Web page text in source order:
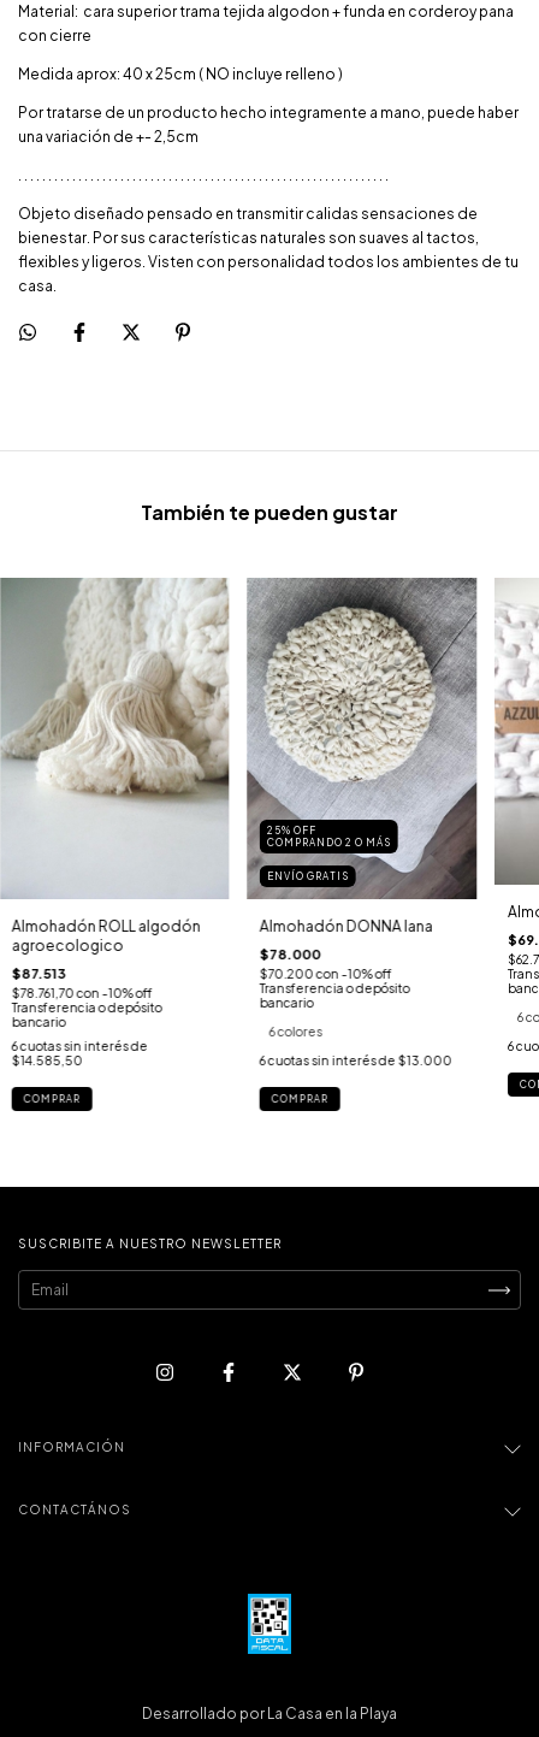
Material: cara superior trama tejida algodon + funda en corderoy pana
con cierre
Medida aprox: 40 x 25cm ( NO incluye relleno )
Por tratarse de un producto hecho integramente a mano, puede haber
una variación de +- 2,5cm
Objeto diseñado pensado en transmitir calidas sensaciones de
bienestar. Por sus características naturales son suaves al tactos,
flexibles y ligeros. Visten con personalidad todos los ambientes de tu
casa.
También te pueden gustar
Almohadón ROLL algodón
agroecologico
$87.513
$78.761,70con -10% off
Transferencia o depósito
bancario
6cuotas sin interés de
$14.585,50
COMPRAR
25% OFF
COMPRANDO 2 O MÁS
ENVÍO GRATIS
Almohadón DONNA lana
$78.000
$70.200con -10% off
Transferencia o depósito
bancario
6 colores
6cuotas sin interés de $13.000
COMPRAR
6
6
SUSCRIBITE A NUESTRO NEWSLETTER
INFORMACIÓN
CONTACTÁNOS
Desarrollado por La Casa en la Playa